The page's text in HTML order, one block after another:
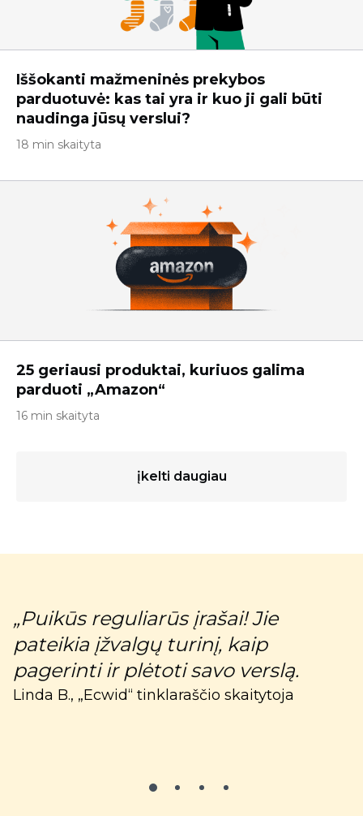
Iššokanti mažmeninės prekybos
parduotuvė: kas tai yra ir kuo ji gali būti
naudinga jūsų verslui?
18 min skaityta
25 geriausi produktai, kuriuos galima
parduoti „Amazon“
16 min skaityta
įkelti daugiau
„Puikūs reguliarūs įrašai! Jie
pateikia įžvalgų turinį, kaip
pagerinti ir plėtoti savo verslą.
Linda B., „Ecwid“ tinklaraščio skaitytoja